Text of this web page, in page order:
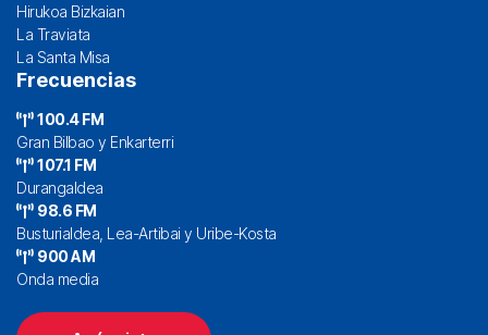
Hirukoa Bizkaian
La Traviata
La Santa Misa
Frecuencias
100.4 FM
Gran Bilbao y Enkarterri
107.1 FM
Durangaldea
98.6 FM
Busturialdea, Lea-Artibai y Uribe-Kosta
900 AM
Onda media